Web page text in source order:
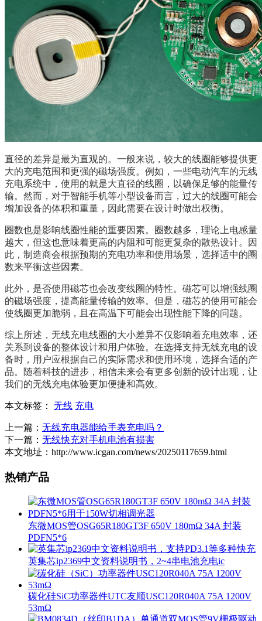
直径的差异是最为直观的。一般来说，较大的线圈能够提供更
大的充电范围和更强的磁场强度。例如，一些电动汽车的无线
充电系统中，使用的就是大直径的线圈，以确保足够的能量传
输。然而，对于智能手机等小型设备而言，过大的线圈可能会
增加设备的体积和重量，因此需要在设计时做出权衡。
圈数也是影响线圈性能的重要因素。圈数越多，理论上电感量
越大，但这也意味着更高的内阻和可能更复杂的散热设计。因
此，制造商会根据预期的充电功率和使用场景，选择适中的圈
数来平衡这些因素。
此外，是否使用磁芯也会改变线圈的特性。磁芯可以增强线圈
的磁场强度，提高能量传输的效率。但是，磁芯的使用可能会
使线圈更加脆弱，且在高温下可能会出现性能下降的问题。
综上所述，无线充电线圈的大小差异不仅影响着充电效率，还
关系到设备的整体设计和用户体验。在选择支持无线充电的设
备时，用户应根据自己的实际需求和使用环境，选择合适的产
品。随着科技的进步，相信未来会有更多创新的设计出现，让
我们的无线充电体验更加便捷和高效。
本文标签： 无线 充电
上一篇： 无线充电器能给手表充电吗？
下一篇： 无线快充对手机电池有损害
本文地址：http://www.icgan.com/news/20250117659.html
热销产品
东微MOS管OSG65R180GT3F 650V 180mΩ 34A 封装
PDFN5*6
英集芯ip2369中文资料说明书，2~4串电池充电ic
碳化硅SiC功率器件UTC友顺USC120R040A 75A 1200V
53mΩ